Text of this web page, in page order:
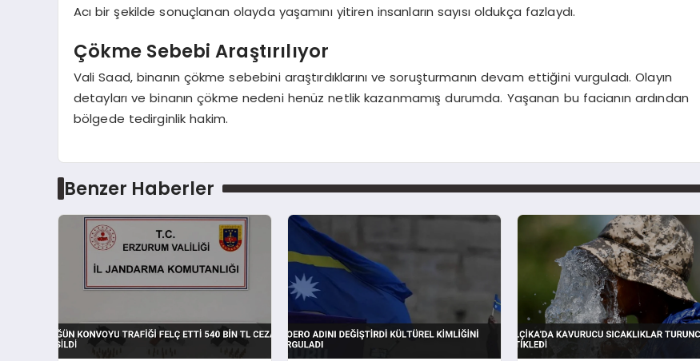
Acı bir şekilde sonuçlanan olayda yaşamını yitiren insanların sayısı oldukça fazlaydı.
Çökme Sebebi Araştırılıyor
Vali Saad, binanın çökme sebebini araştırdıklarını ve soruşturmanın devam ettiğini vurguladı. Olayın
detayları ve binanın çökme nedeni henüz netlik kazanmamış durumda. Yaşanan bu facianın ardından
bölgede tedirginlik hakim.
Benzer Haberler